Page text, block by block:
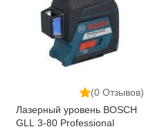
(0 Отзывов)
Лазерный уровень BOSCH
GLL 3-80 Professional